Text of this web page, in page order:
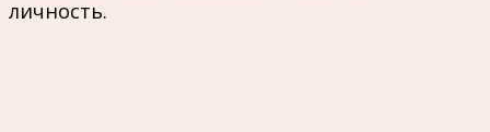
личность.